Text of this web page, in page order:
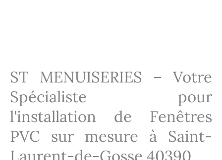
ST MENUISERIES – Votre
Spécialiste pour
l'installation de Fenêtres
PVC sur mesure à Saint-
Laurent-de-Gosse 40390